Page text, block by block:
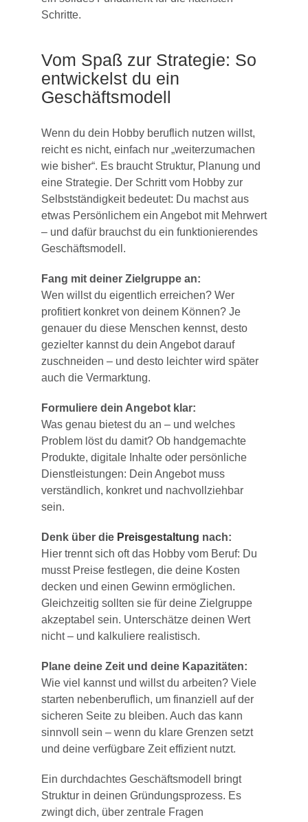
Schritte.
Vom Spaß zur Strategie: So
entwickelst du ein
Geschäftsmodell
Wenn du dein Hobby beruflich nutzen willst,
reicht es nicht, einfach nur „weiterzumachen
wie bisher“. Es braucht Struktur, Planung und
eine Strategie. Der Schritt vom Hobby zur
Selbstständigkeit bedeutet: Du machst aus
etwas Persönlichem ein Angebot mit Mehrwert
– und dafür brauchst du ein funktionierendes
Geschäftsmodell.
Fang mit deiner Zielgruppe an:
Wen willst du eigentlich erreichen? Wer
profitiert konkret von deinem Können? Je
genauer du diese Menschen kennst, desto
gezielter kannst du dein Angebot darauf
zuschneiden – und desto leichter wird später
auch die Vermarktung.
Formuliere dein Angebot klar:
Was genau bietest du an – und welches
Problem löst du damit? Ob handgemachte
Produkte, digitale Inhalte oder persönliche
Dienstleistungen: Dein Angebot muss
verständlich, konkret und nachvollziehbar
sein.
Denk über die Preisgestaltung nach:
Hier trennt sich oft das Hobby vom Beruf: Du
musst Preise festlegen, die deine Kosten
decken und einen Gewinn ermöglichen.
Gleichzeitig sollten sie für deine Zielgruppe
akzeptabel sein. Unterschätze deinen Wert
nicht – und kalkuliere realistisch.
Plane deine Zeit und deine Kapazitäten:
Wie viel kannst und willst du arbeiten? Viele
starten nebenberuflich, um finanziell auf der
sicheren Seite zu bleiben. Auch das kann
sinnvoll sein – wenn du klare Grenzen setzt
und deine verfügbare Zeit effizient nutzt.
Ein durchdachtes Geschäftsmodell bringt
Struktur in deinen Gründungsprozess. Es
zwingt dich, über zentrale Fragen